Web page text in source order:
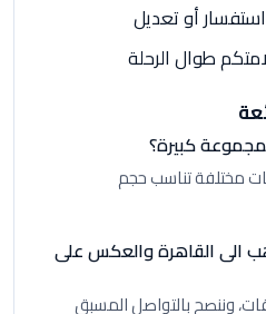
أو تعديل
طوال الرحلة
كبيرة؟
مختلفة تناسب حجم
الى القاهرة والعكس على
وننصح بالتواصل المسبق